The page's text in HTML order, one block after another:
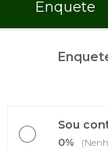
Enquete
Sou
0%